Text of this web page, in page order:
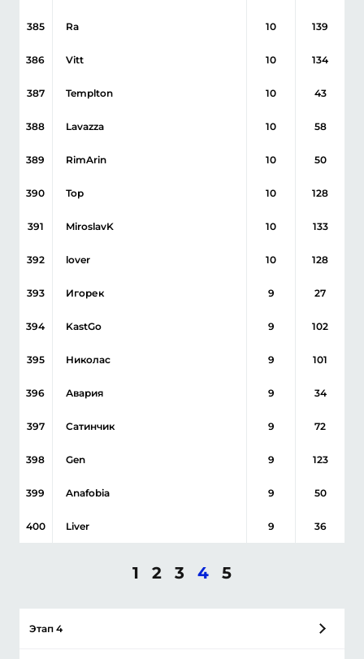
385 Ra 10 139
386 Vitt 10 134
387 Templton 10 43
388 Lavazza 10 58
389 RimArin 10 50
390 Тор 10 128
391 MiroslavK 10 133
392 lover 10 128
393 Игорек 9 27
394 KastGo 9 102
395 Николас 9 101
396 Авария 9 34
397 Сатинчик 9 72
398 Gen 9 123
399 Anafobia 9 50
400 Liver 9 36
1 2 3 4 5
Этап 4